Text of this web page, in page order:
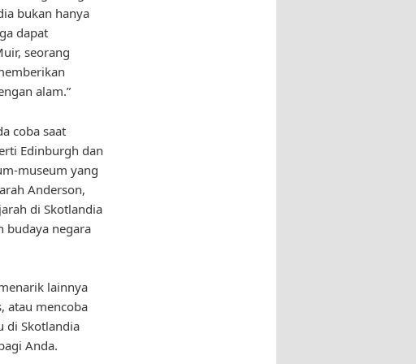
bukan hanya
dapat
seorang
alam.”
coba saat
Edinburgh dan
museum yang
Anderson,
di Skotlandia
budaya negara
lainnya
atau mencoba
di Skotlandia
Anda.